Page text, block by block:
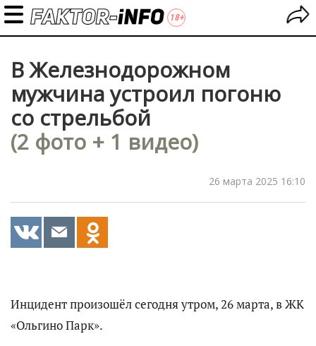
В Железнодорожном
мужчина устроил погоню
со стрельбой
(2 фото + 1 видео)
26 марта 2025 16:10
Инцидент произошёл сегодня утром, 26 марта, в ЖК
«Ольгино Парк».